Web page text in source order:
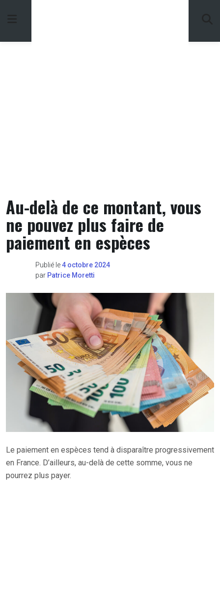
Au-delà de ce montant, vous
ne pouvez plus faire de
paiement en espèces
Publié le4 octobre 2024
par Patrice Moretti
Le paiement en espèces tend à disparaître progressivement
en France. D’ailleurs, au-delà de cette somme, vous ne
pourrez plus payer.